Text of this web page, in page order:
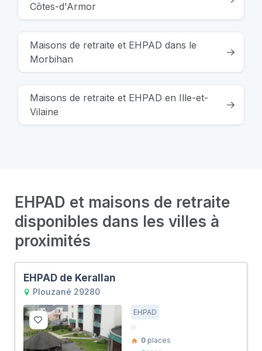
Côtes-d'Armor
Maisons de retraite et EHPAD dans le
Morbihan
Maisons de retraite et EHPAD en Ille-et-
Vilaine
EHPAD et maisons de retraite
disponibles dans les villes à
proximités
EHPAD de Kerallan
Plouzané 29280
EHPAD
0 places